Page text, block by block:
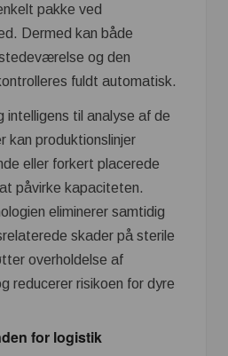
pakke ved
Dermed kan både
og den
fuldt automatisk.
intelligens til analyse af de
kan produktionslinjer
eller forkert placerede
påvirke kapaciteten.
eliminerer samtidig
skader på sterile
overholdelse af
reducerer risikoen for dyre
for logistik